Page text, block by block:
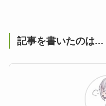
記事を書いたのは...